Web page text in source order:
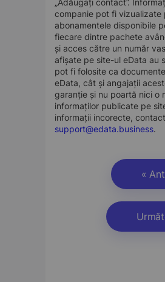
„Adăugați contact”.
companie pot fi vizualizate
abonamentele disponibile
fiecare dintre pachete
și acces către un număr
afișate pe site-ul eData au
pot fi folosite ca
eData, cât și angajații
garanție și nu poartă nici o
informaților publicate pe
informații incorecte,
support@edata.business.
«